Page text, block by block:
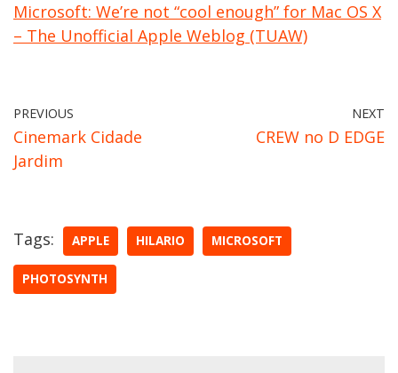
Microsoft: We’re not “cool enough” for Mac OS X
– The Unofficial Apple Weblog (TUAW)
PREVIOUS
Cinemark Cidade
Jardim
NEXT
CREW no D EDGE
Tags: APPLE HILARIO MICROSOFT
PHOTOSYNTH